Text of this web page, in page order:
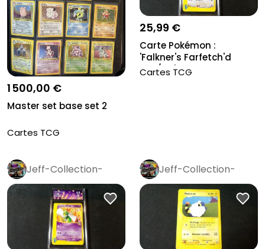
1 500,00 €
Master set base set 2
Cartes TCG
25,99 €
Carte Pokémon :
'Falkner's Farfetch'd
003/141', Gr...
Cartes TCG
Jeff-Collection-
Rétro Pro
Jeff-Collection-
Rétro Pro